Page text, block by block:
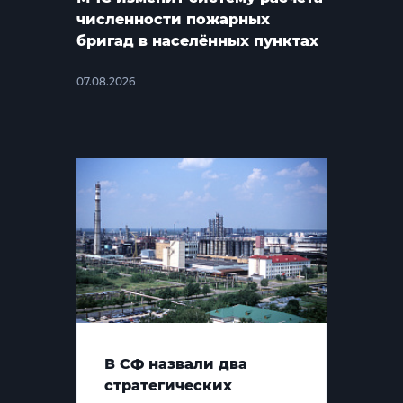
численности пожарных
бригад в населённых пунктах
07.08.2026
В СФ назвали два
стратегических